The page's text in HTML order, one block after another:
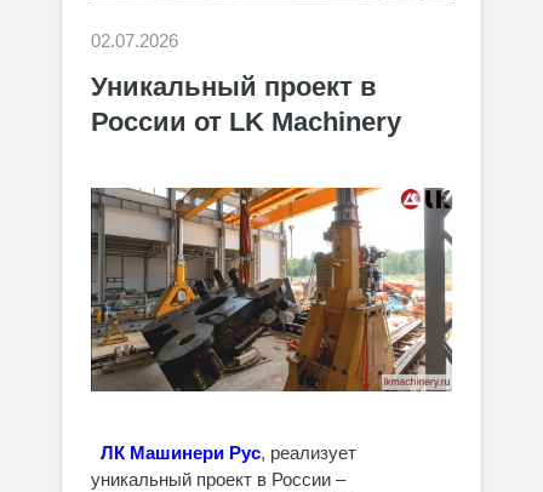
02.07.2026
Уникальный проект в
России от LK Machinery
ЛК Машинери Рус, реализует
уникальный проект в России –